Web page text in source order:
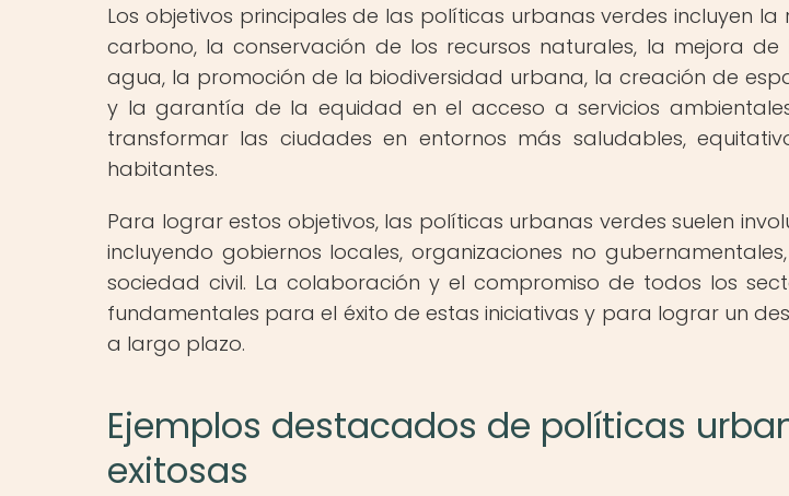
Los objetivos principales de las políticas urbanas verdes incluyen
carbono, la conservación de los recursos naturales, la mejora
agua, la promoción de la biodiversidad urbana, la creación de
y la garantía de la equidad en el acceso a servicios
transformar las ciudades en entornos más saludables,
habitantes.
Para lograr estos objetivos, las políticas urbanas verdes suelen
incluyendo gobiernos locales, organizaciones no
sociedad civil. La colaboración y el compromiso de todos los
fundamentales para el éxito de estas iniciativas y para lograr un
a largo plazo.
Ejemplos destacados de políticas
exitosas